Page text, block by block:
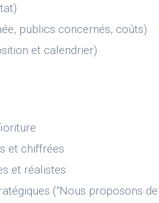
publics concernés, coûts)
et calendrier)
et chiffrées
et réalistes
(“Nous proposons